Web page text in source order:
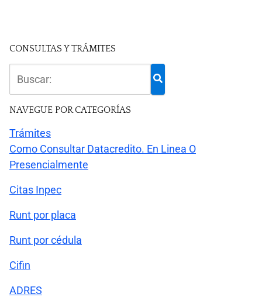
CONSULTAS Y TRÁMITES
NAVEGUE POR CATEGORÍAS
Trámites
Como Consultar Datacredito. En Linea O
Presencialmente
Citas Inpec
Runt por placa
Runt por cédula
Cifin
ADRES